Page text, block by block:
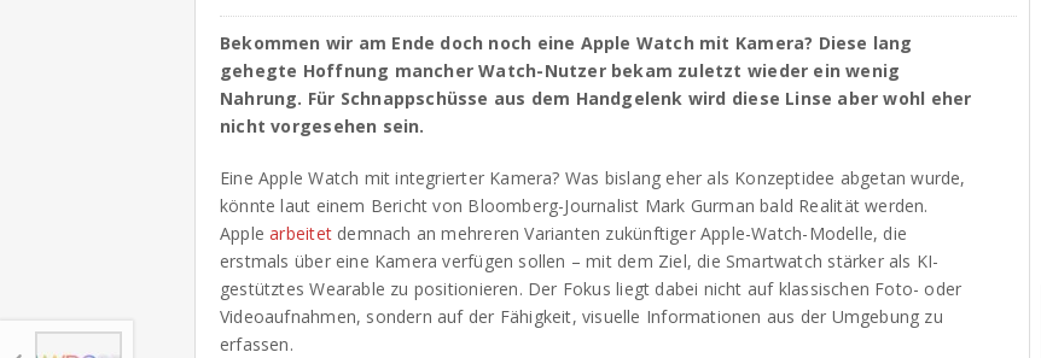
Bekommen wir am Ende doch noch eine Apple Watch mit Kamera? Diese lang
gehegte Hoffnung mancher Watch-Nutzer bekam zuletzt wieder ein wenig
Nahrung. Für Schnappschüsse aus dem Handgelenk wird diese Linse aber wohl eher
nicht vorgesehen sein.
Eine Apple Watch mit integrierter Kamera? Was bislang eher als Konzeptidee abgetan wurde,
könnte laut einem Bericht von Bloomberg-Journalist Mark Gurman bald Realität werden.
Applearbeitetdemnach an mehreren Varianten zukünftiger Apple-Watch-Modelle, die
erstmals über eine Kamera verfügen sollen – mit dem Ziel, die Smartwatch stärker als KI-
gestütztes Wearable zu positionieren. Der Fokus liegt dabei nicht auf klassischen Foto- oder
Videoaufnahmen, sondern auf der Fähigkeit, visuelle Informationen aus der Umgebung zu
erfassen.